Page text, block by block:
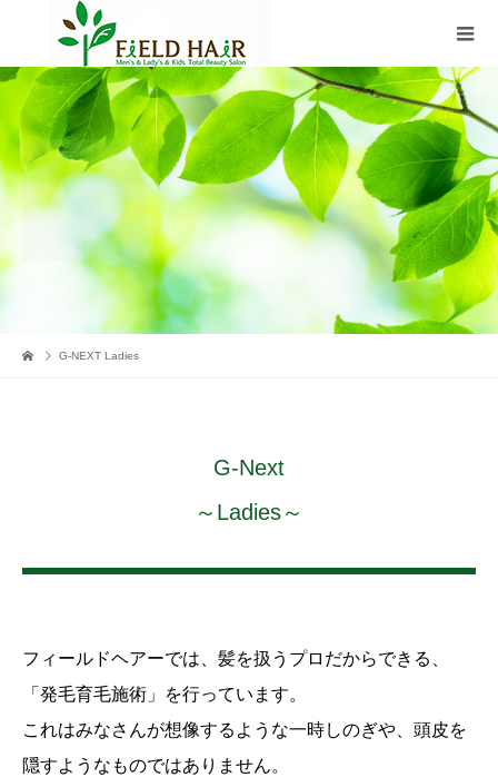
G-NEXT Ladies
G-Next
～Ladies～
フィールドヘアーでは、髪を扱うプロだからできる、
「発毛育毛施術」を行っています。
これはみなさんが想像するような一時しのぎや、頭皮を
隠すようなものではありません。